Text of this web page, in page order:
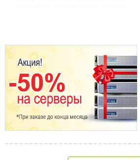
Открываем домашний каталог:
cd ~
В примере используется
nano, для установки которого
выполнить команду:
yum install nano
Тэги: Node.js приложения,
приложений,CentOS 7,сервер
См.также: